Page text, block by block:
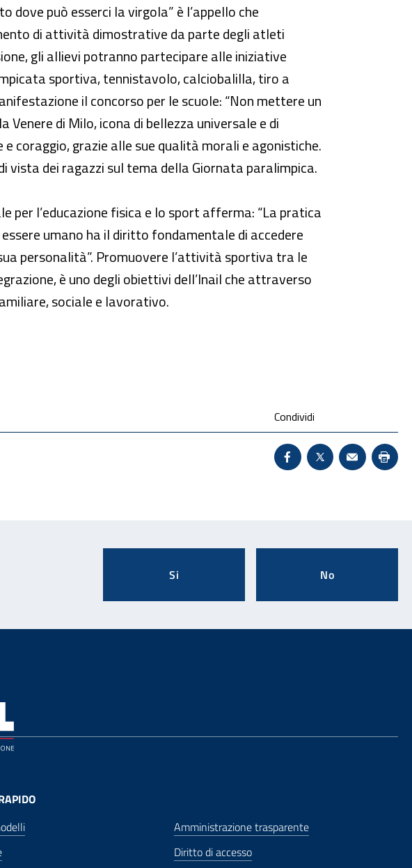
dove può esserci la virgola” è l’appello che
di attività dimostrative da parte degli atleti
gli allievi potranno partecipare alle iniziative
sportiva, tennistavolo, calciobalilla, tiro a
il concorso per le scuole: “Non mettere un
di Milo, icona di bellezza universale e di
coraggio, grazie alle sue qualità morali e agonistiche.
vista dei ragazzi sul tema della Giornata paralimpica.
per l’educazione fisica e lo sport afferma: “La pratica
umano ha il diritto fondamentale di accedere
personalità”. Promuovere l’attività sportiva tra le
è uno degli obiettivi dell’Inail che attraverso
sociale e lavorativo.
Condividi
Condividi su
X - Sito esterno
Invio Mail:
Si No
Amministrazione trasparente
Diritto di accesso